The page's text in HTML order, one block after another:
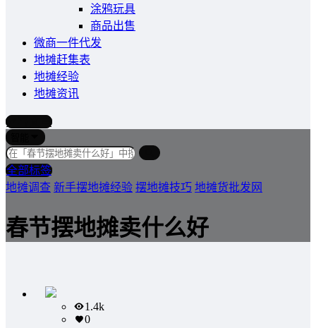
涂鸦玩具
商品出售
微商一件代发
地摊赶集表
地摊经验
地摊资讯
写文章
全部标签
地摊调查 新手摆地摊经验 摆地摊技巧 地摊货批发网
春节摆地摊卖什么好
1.4k
0